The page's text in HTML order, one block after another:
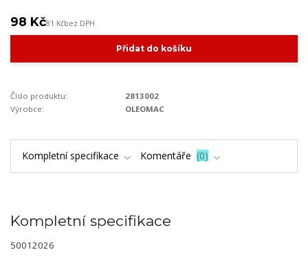
98 Kč81 Kčbez DPH
Přidat do košíku
Číslo produktu:
2813002
Výrobce:
OLEOMAC
Kompletní specifikace Komentáře 0
Kompletní specifikace
50012026